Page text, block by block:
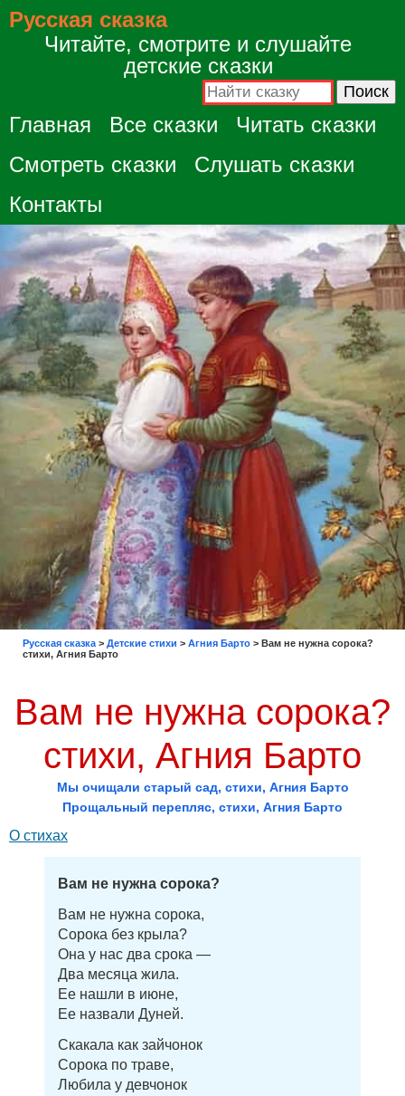
Русская сказка
Читайте, смотрите и слушайте
детские сказки
Главная Все сказки
Читать сказки
Смотреть сказки
Слушать сказки
Контакты
Русская сказка > Детские стихи > Агния Барто > Вам не нужна сорока?
стихи, Агния Барто
Вам не нужна сорока?
стихи, Агния Барто
Мы очищали старый сад, стихи, Агния Барто
Прощальный перепляс, стихи, Агния Барто
О стихах
Вам не нужна сорока?
Вам не нужна сорока,
Сорока без крыла?
Она у нас два срока —
Два месяца жила.
Ее нашли в июне,
Ее назвали Дуней.
Скакала как зайчонок
Сорока по траве,
Любила у девчонок